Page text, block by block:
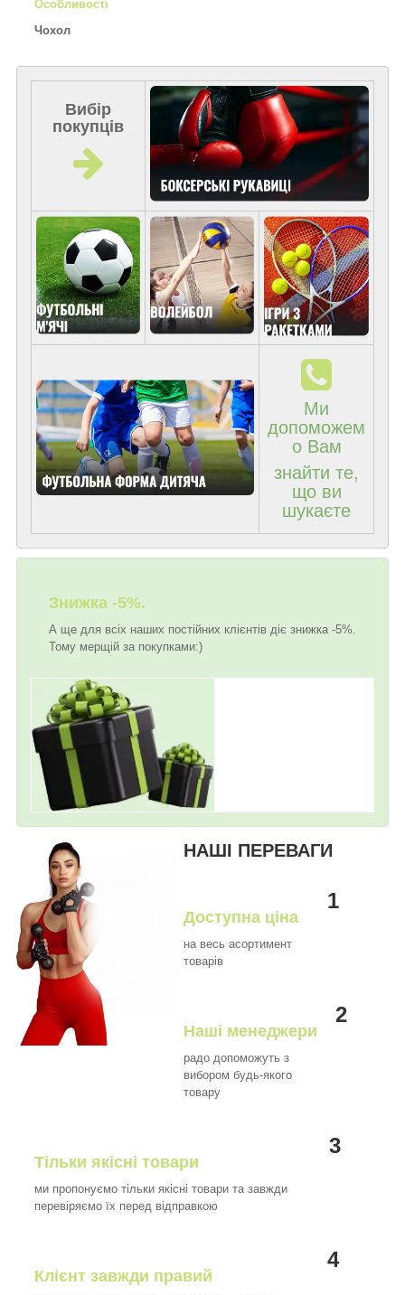
Особливості
Чохол
Вибір
покупців
Ми
допоможем
о Вам
знайти те,
що ви
шукаєте
Знижка -5%.
А ще для всіх наших постійних клієнтів діє знижка -5%.
Тому мерщій за покупками:)
НАШІ ПЕРЕВАГИ
1
Доступна ціна
на весь асортимент
товарів
2
Наші менеджери
радо допоможуть з
вибором будь-якого
товару
3
Тільки якісні товари
ми пропонуємо тільки якісні товари та завжди
перевіряємо їх перед відправкою
4
Клієнт завжди правий